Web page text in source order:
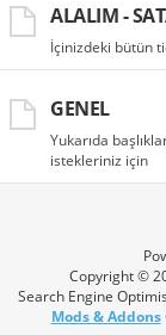
ALALIM -
İçinizdeki bütün
GENEL
Yukarıda
istekleriniz için
Copyright ©
Search Engine
Mods & Addons